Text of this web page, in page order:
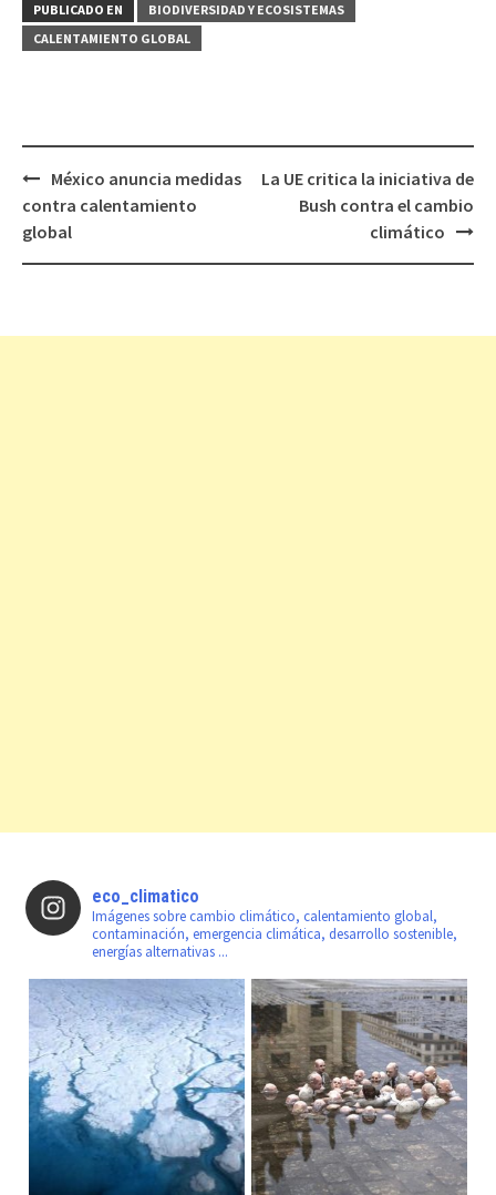
PUBLICADO EN
BIODIVERSIDAD Y ECOSISTEMAS
CALENTAMIENTO GLOBAL
Navegación
de
entradas
México anuncia medidas
contra calentamiento
global
La UE critica la iniciativa de
Bush contra el cambio
climático
eco_climatico
Imágenes sobre cambio climático, calentamiento global,
contaminación, emergencia climática, desarrollo sostenible,
energías alternativas ...